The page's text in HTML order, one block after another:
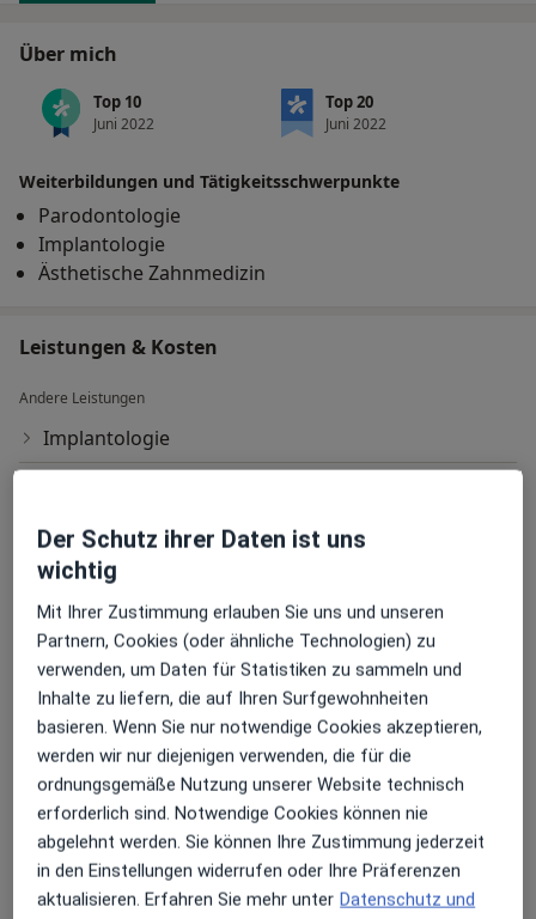
Über mich
Top 10
Juni 2022
Top 20
Juni 2022
Weiterbildungen und Tätigkeitsschwerpunkte
Parodontologie
Implantologie
Ästhetische Zahnmedizin
Leistungen & Kosten
Andere Leistungen
Implantologie
Oralchirurgische Behandlung
Parodontitis (Beratung)
Professionelle Zahnreinigung (Prophylaxe)
Weisheitszahnentfernung
Wurzelspitzenresektion (Beratung)
Zahnersatz (Beratung)
Zahnimplantation
Wie funktioniert die Preisbildung?
Der Schutz ihrer Daten ist uns
wichtig
Mit Ihrer Zustimmung erlauben Sie uns und unseren
Partnern, Cookies (oder ähnliche Technologien) zu
verwenden, um Daten für Statistiken zu sammeln und
Inhalte zu liefern, die auf Ihren Surfgewohnheiten
basieren. Wenn Sie nur notwendige Cookies akzeptieren,
werden wir nur diejenigen verwenden, die für die
ordnungsgemäße Nutzung unserer Website technisch
erforderlich sind. Notwendige Cookies können nie
abgelehnt werden. Sie können Ihre Zustimmung jederzeit
in den Einstellungen widerrufen oder Ihre Präferenzen
aktualisieren. Erfahren Sie mehr unter Datenschutz und